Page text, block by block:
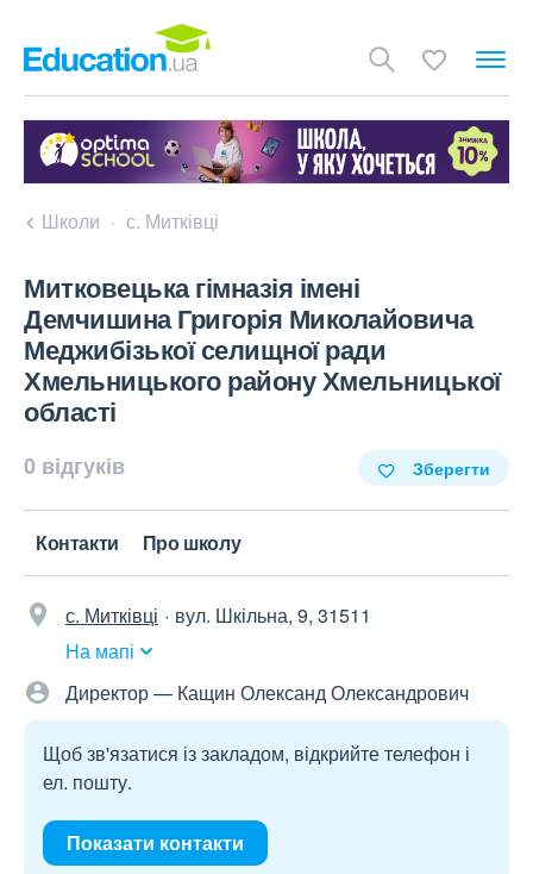
Школи с. Митківці
Митковецька гімназія імені
Демчишина Григорія Миколайовича
Меджибізької селищної ради
Хмельницького району Хмельницької
області
0 відгуків Зберегти
Контакти Про школу
с. Митківці
вул. Шкільна, 9, 31511
На мапі
Директор — Кащин Олександ Олександрович
Щоб зв'язатися із закладом, відкрийте телефон і
ел. пошту.
Показати контакти